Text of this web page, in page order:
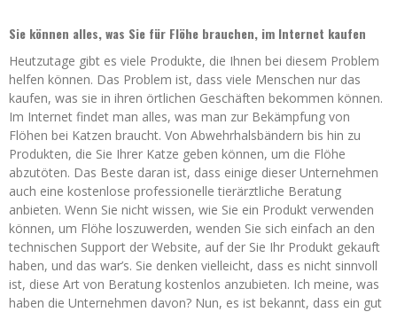
Sie können alles, was Sie für Flöhe brauchen, im Internet kaufen
Heutzutage gibt es viele Produkte, die Ihnen bei diesem Problem
helfen können. Das Problem ist, dass viele Menschen nur das
kaufen, was sie in ihren örtlichen Geschäften bekommen können.
Im Internet findet man alles, was man zur Bekämpfung von
Flöhen bei Katzen braucht. Von Abwehrhalsbändern bis hin zu
Produkten, die Sie Ihrer Katze geben können, um die Flöhe
abzutöten. Das Beste daran ist, dass einige dieser Unternehmen
auch eine kostenlose professionelle tierärztliche Beratung
anbieten. Wenn Sie nicht wissen, wie Sie ein Produkt verwenden
können, um Flöhe loszuwerden, wenden Sie sich einfach an den
technischen Support der Website, auf der Sie Ihr Produkt gekauft
haben, und das war’s. Sie denken vielleicht, dass es nicht sinnvoll
ist, diese Art von Beratung kostenlos anzubieten. Ich meine, was
haben die Unternehmen davon? Nun, es ist bekannt, dass ein gut